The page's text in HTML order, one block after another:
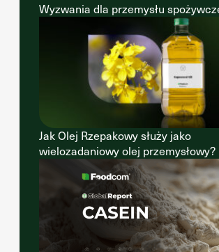
Wyzwania dla przemysłu
Jak Olej Rzepakowy służy jako
wielozadaniowy olej przemysłowy?